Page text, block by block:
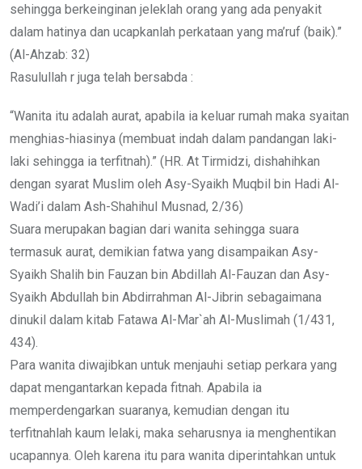
sehingga berkeinginan jeleklah orang yang ada penyakit
dalam hatinya dan ucapkanlah perkataan yang ma’ruf (baik).”
(Al-Ahzab: 32)
Rasulullah r juga telah bersabda :
“Wanita itu adalah aurat, apabila ia keluar rumah maka syaitan
menghias-hiasinya (membuat indah dalam pandangan laki-
laki sehingga ia terfitnah).” (HR. At Tirmidzi, dishahihkan
dengan syarat Muslim oleh Asy-Syaikh Muqbil bin Hadi Al-
Wadi’i dalam Ash-Shahihul Musnad, 2/36)
Suara merupakan bagian dari wanita sehingga suara
termasuk aurat, demikian fatwa yang disampaikan Asy-
Syaikh Shalih bin Fauzan bin Abdillah Al-Fauzan dan Asy-
Syaikh Abdullah bin Abdirrahman Al-Jibrin sebagaimana
dinukil dalam kitab Fatawa Al-Mar`ah Al-Muslimah (1/431,
434).
Para wanita diwajibkan untuk menjauhi setiap perkara yang
dapat mengantarkan kepada fitnah. Apabila ia
memperdengarkan suaranya, kemudian dengan itu
terfitnahlah kaum lelaki, maka seharusnya ia menghentikan
ucapannya. Oleh karena itu para wanita diperintahkan untuk